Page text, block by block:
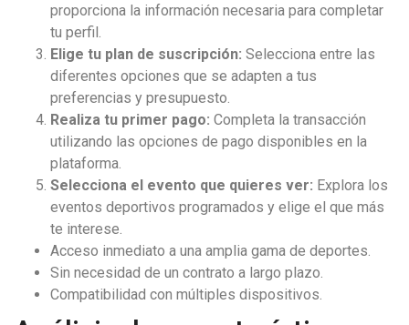
proporciona la información necesaria para completar
tu perfil.
Elige tu plan de suscripción: Selecciona entre las
diferentes opciones que se adapten a tus
preferencias y presupuesto.
Realiza tu primer pago: Completa la transacción
utilizando las opciones de pago disponibles en la
plataforma.
Selecciona el evento que quieres ver: Explora los
eventos deportivos programados y elige el que más
te interese.
Acceso inmediato a una amplia gama de deportes.
Sin necesidad de un contrato a largo plazo.
Compatibilidad con múltiples dispositivos.